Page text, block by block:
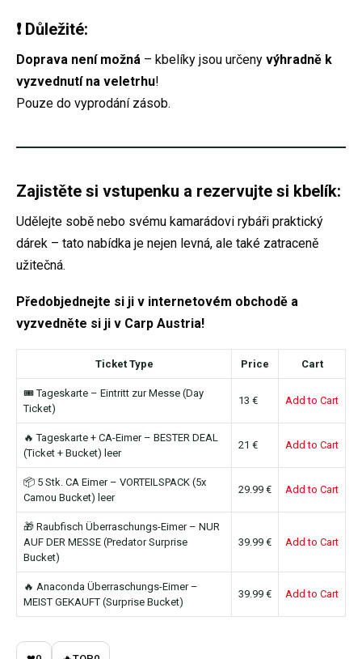
❗ Důležité:
Doprava není možná – kbelíky jsou určeny výhradně k
vyzvednutí na veletrhu!
Pouze do vyprodání zásob.
Zajistěte si vstupenku a rezervujte si kbelík:
Udělejte sobě nebo svému kamarádovi rybáři praktický
dárek – tato nabídka je nejen levná, ale také zatraceně
užitečná.
Předobjednejte si ji v internetovém obchodě a
vyzvedněte si ji v Carp Austria!
Ticket Type Price Cart
🎟 Tageskarte – Eintritt zur Messe (Day
Ticket)
13 € Add to Cart
🔥 Tageskarte + CA-Eimer – BESTER DEAL
(Ticket + Bucket) leer
21 € Add to Cart
📦 5 Stk. CA Eimer – VORTEILSPACK (5x
Camou Bucket) leer
29.99 € Add to Cart
🎁 Raubfisch Überraschungs-Eimer – NUR
AUF DER MESSE (Predator Surprise
Bucket)
39.99 € Add to Cart
🔥 Anaconda Überraschungs-Eimer –
MEIST GEKAUFT (Surprise Bucket)
39.99 € Add to Cart